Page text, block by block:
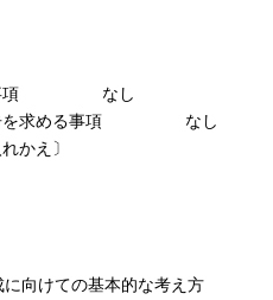
る事項 なし
告を求める事項 なし
〕
向けての基本的な考え方